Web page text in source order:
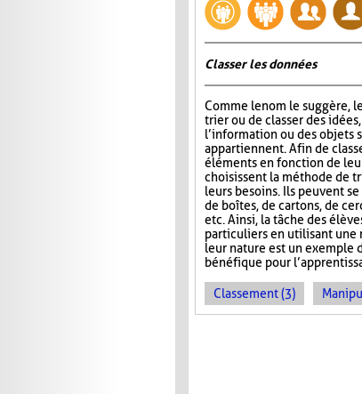
Classer les données
Comme le nom le suggère,
trier ou de classer des
l’information ou des objets
appartiennent. Afin de
éléments en fonction de
choisissent la méthode de
leurs besoins. Ils peuvent
de boîtes, de cartons, de
etc. Ainsi, la tâche des
particuliers en utilisant une
leur nature est un exemple
bénéfique pour
Classement (3)